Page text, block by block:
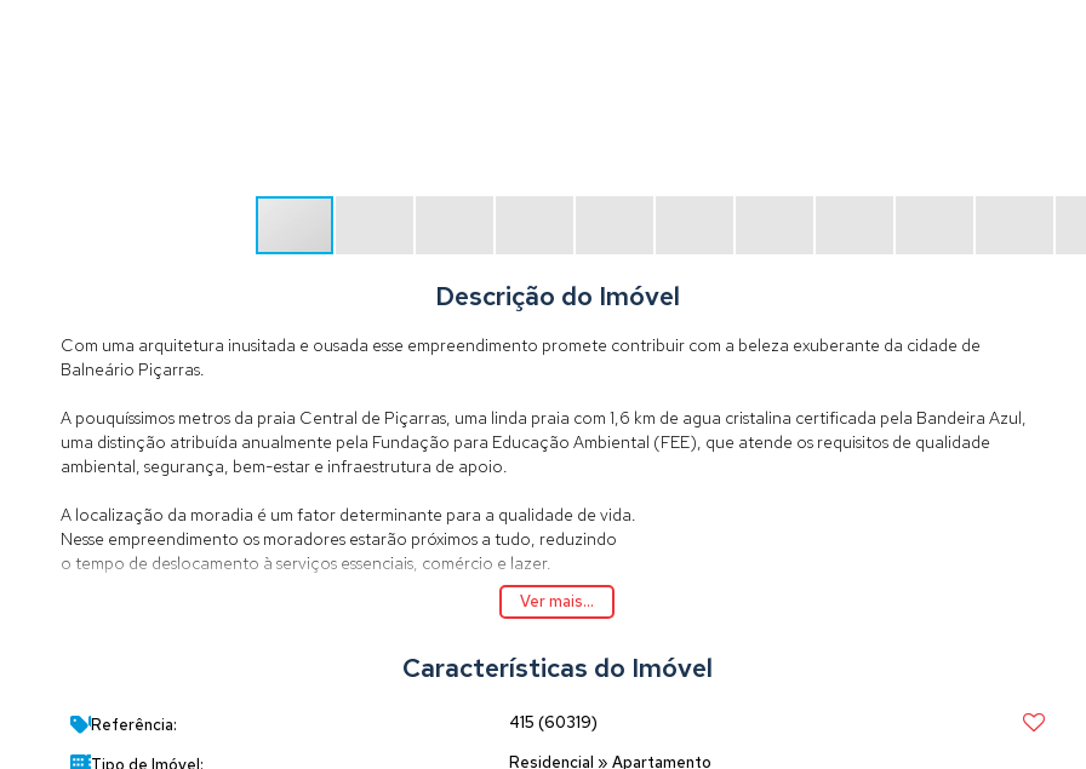
Descrição do Imóvel
Com uma arquitetura inusitada e ousada esse empreendimento promete contribuir com a beleza exuberante da cidade de
Balneário Piçarras.
A pouquíssimos metros da praia Central de Piçarras, uma linda praia com 1,6 km de agua cristalina certificada pela Bandeira Azul,
uma distinção atribuída anualmente pela Fundação para Educação Ambiental (FEE), que atende os requisitos de qualidade
ambiental, segurança, bem-estar e infraestrutura de apoio.
A localização da moradia é um fator determinante para a qualidade de vida.
Nesse empreendimento os moradores estarão próximos a tudo, reduzindo
o tempo de deslocamento à serviços essenciais, comércio e lazer.
3. Prainha / Deck Molhado
4. Jacuzzi
Ver mais...
Características do Imóvel
Referência: 415 (60319)
Tipo de Imóvel: Residencial » Apartamento